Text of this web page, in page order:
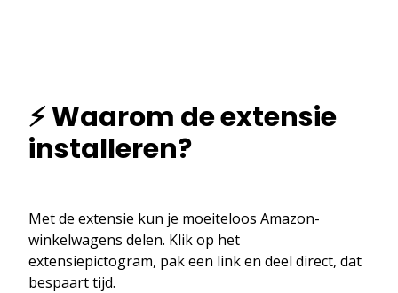
⚡ Waarom de extensie
installeren?
Met de extensie kun je moeiteloos Amazon-
winkelwagens delen. Klik op het
extensiepictogram, pak een link en deel direct, dat
bespaart tijd.